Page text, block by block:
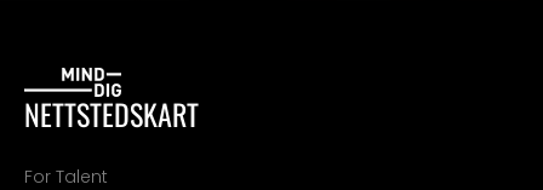
NETTSTEDSKART
For Talent